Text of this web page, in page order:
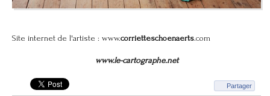
Site internet de l'artiste : www.corrietteschoenaerts.com
www.le-cartographe.net
Partager